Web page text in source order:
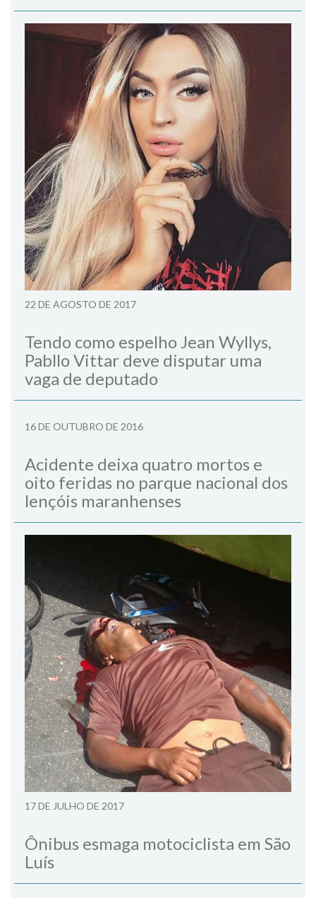
22 DE AGOSTO DE 2017
Tendo como espelho Jean Wyllys,
Pabllo Vittar deve disputar uma
vaga de deputado
16 DE OUTUBRO DE 2016
Acidente deixa quatro mortos e
oito feridas no parque nacional dos
lençóis maranhenses
17 DE JULHO DE 2017
Ônibus esmaga motociclista em São
Luís